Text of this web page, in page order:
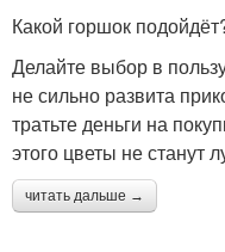
Какой горшок
Делайте выбор в
не сильно развита
тратьте деньги на
этого цветы не станут
читать дальше →